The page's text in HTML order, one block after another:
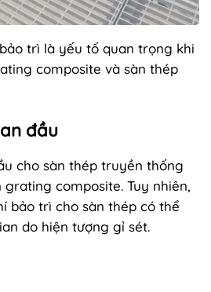
trì là yếu tố quan trọng khi
composite và sàn thép
đầu
cho sàn thép truyền thống
composite. Tuy nhiên,
bảo trì cho sàn thép có thể
do hiện tượng gỉ sét.